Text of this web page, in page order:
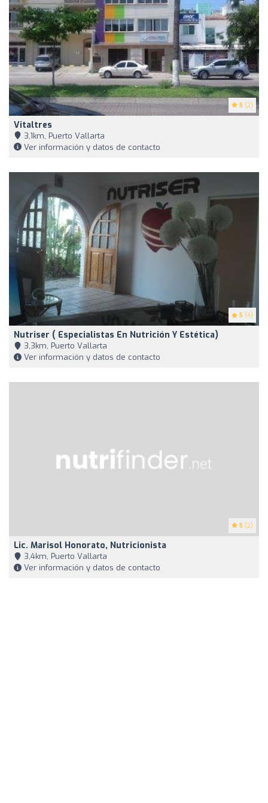
5 (2)
Vitaltres
3,1km, Puerto Vallarta
Ver información y datos de contacto
5 (4)
Nutriser ( Especialistas En Nutrición Y Estética)
3,3km, Puerto Vallarta
Ver información y datos de contacto
5 (2)
Lic. Marisol Honorato, Nutricionista
3,4km, Puerto Vallarta
Ver información y datos de contacto